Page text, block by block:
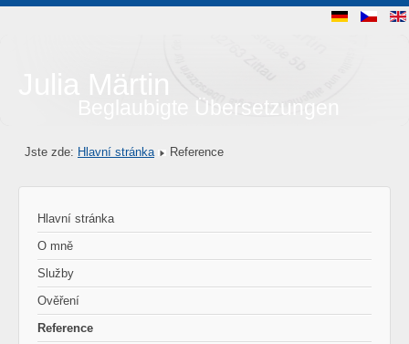
Julia Märtin
Beglaubigte Übersetzungen
Jste zde: Hlavní stránka Reference
Hlavní stránka
O mně
Služby
Ověření
Reference